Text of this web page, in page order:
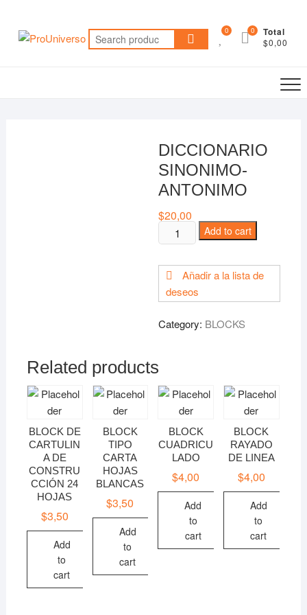
contenido
Search
for:
0 Total
$0,00
0
DICCIONARIO
SINONIMO-
ANTONIMO
$20,00
DICCIONARIO
SINONIMO-
quantity
Add to cart
Añadir a la lista de
deseos
Category: BLOCKS
Related products
BLOCK DE
CARTULIN
A DE
CONSTRU
CCIÓN 24
HOJAS
$3,50
Add
to
cart
BLOCK
TIPO
CARTA
HOJAS
BLANCAS
$3,50
Add
to
cart
BLOCK
CUADRICU
LADO
$4,00
Add
to
cart
BLOCK
RAYADO
DE LINEA
$4,00
Add
to
cart